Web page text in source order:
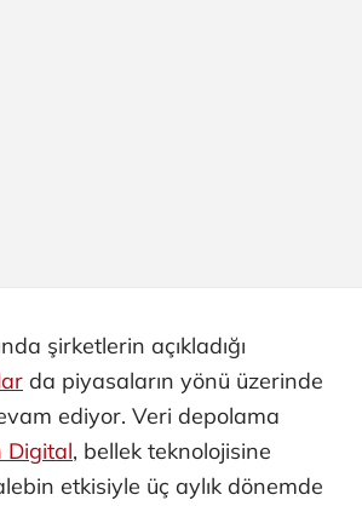
şirketlerin açıkladığı
da piyasaların yönü üzerinde
ediyor. Veri depolama
Digital, bellek teknolojisine
etkisiyle üç aylık dönemde